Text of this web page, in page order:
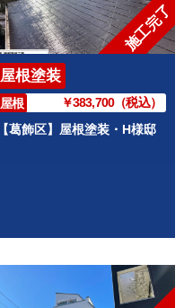
施工完了
屋根塗装
屋根
￥383,700（税込）
【葛飾区】屋根塗装・H様邸